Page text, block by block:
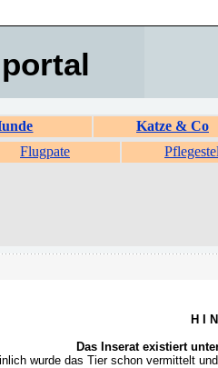
portal
Katze & Co
Flugpate
H I
Das Inserat existiert
wurde das Tier schon vermittelt